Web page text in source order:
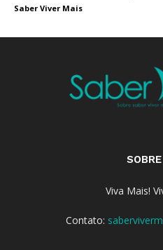
Saber Viver Mais
Viva Mais!
Contato: